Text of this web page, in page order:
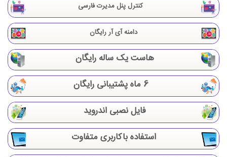
کنترل پنل مدیرت فارسی
دامنه آی آر رایگان
هاست یک ساله رایگان
فایل نصبی اندروید
استفاده باکاربری متفاوت